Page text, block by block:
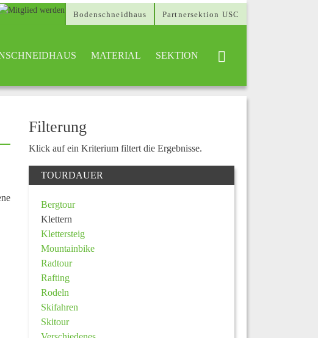
Bodenschneidhaus Partnersektion USC
MATERIAL SEKTION
Filterung
Klick auf ein Kriterium filtert die Ergebnisse.
TOURDAUER
Bergtour
Klettern
Klettersteig
Mountainbike
Radtour
Rafting
Rodeln
Skifahren
Skitour